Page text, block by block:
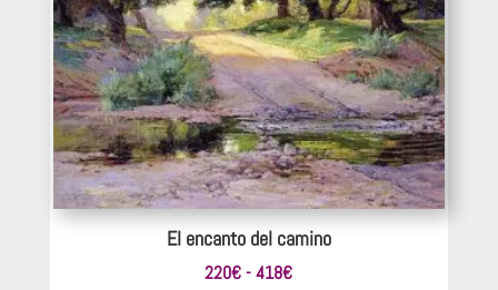
352€
El encanto del camino
220€ - 418€Rango